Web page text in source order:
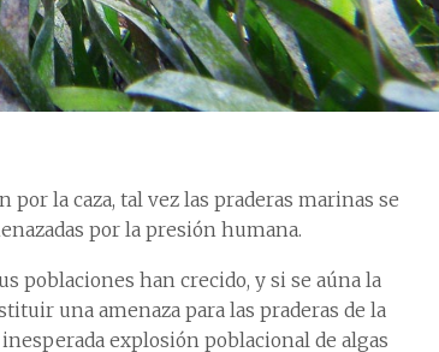
la caza, tal vez las praderas marinas se
por la presión humana.
poblaciones han crecido, y si se aúna la
una amenaza para las praderas de la
explosión poblacional de algas